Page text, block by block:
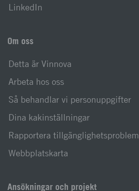
LinkedIn
Om oss
Detta är Vinnova
Arbeta hos oss
Så behandlar vi personuppgifter
Dina kakinställningar
Rapportera tillgänglighetsproblem
Webbplatskarta
Ansökningar och projekt